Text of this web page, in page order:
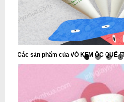
Các sản phẩm của VỎ KEM ỐC QUẾ